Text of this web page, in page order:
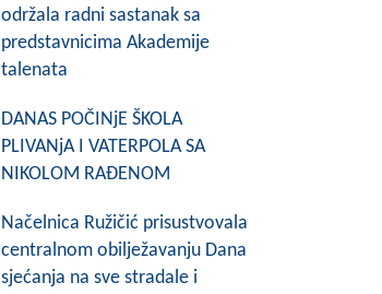
održala radni sastanak sa
predstavnicima Akademije
talenata
DANAS POČINjE ŠKOLA
PLIVANjA I VATERPOLA SA
NIKOLOM RAĐENOM
Načelnica Ružičić prisustvovala
centralnom obilježavanju Dana
sjećanja na sve stradale i